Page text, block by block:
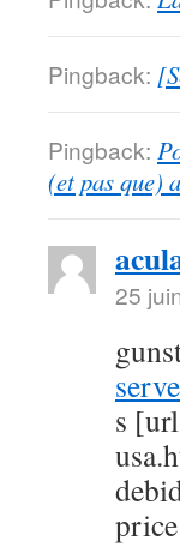
Pingback:
Pingback:
(et pas que)
25
serve
s
price